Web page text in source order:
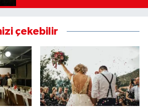
çekebilir